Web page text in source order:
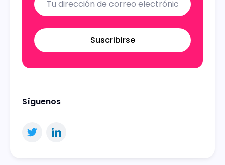
Suscribirse
Síguenos